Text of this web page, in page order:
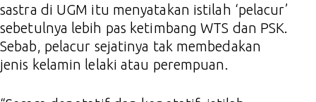
sastra di UGM itu menyatakan istilah ‘pelacur’
sebetulnya lebih pas ketimbang WTS dan PSK.
Sebab, pelacur sejatinya tak membedakan
jenis kelamin lelaki atau perempuan.